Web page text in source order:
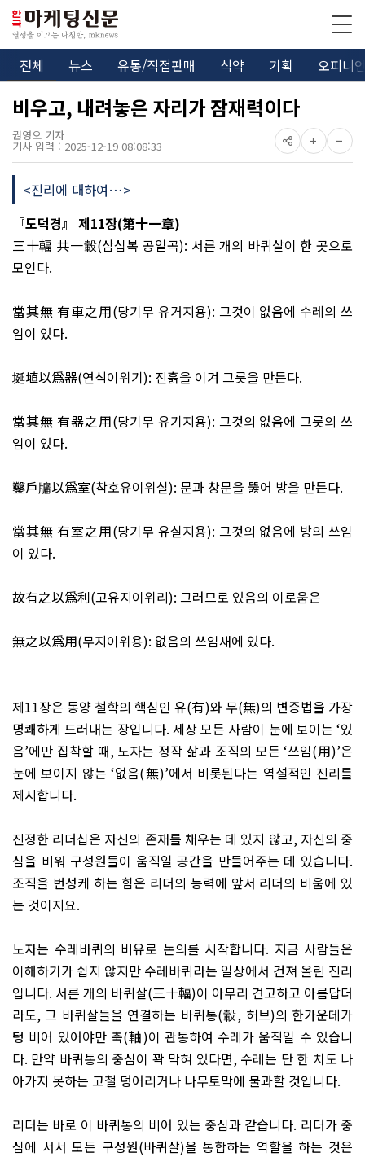
전체 뉴스 유통/직접판매 식약 기획 오피니
비우고, 내려놓은 자리가 잠재력이다
권영오 기자
기사 입력 : 2025-12-19 08:08:33
<진리에 대하여…>
『도덕경』 제11장(第十一章)
三十輻 共一轂(삼십복 공일곡): 서른 개의 바퀴살이 한 곳으로
모인다.
當其無 有車之用(당기무 유거지용): 그것이 없음에 수레의 쓰
임이 있다.
埏埴以爲器(연식이위기): 진흙을 이겨 그릇을 만든다.
當其無 有器之用(당기무 유기지용): 그것의 없음에 그릇의 쓰
임이 있다.
鑿戶牖以爲室(착호유이위실): 문과 창문을 뚫어 방을 만든다.
當其無 有室之用(당기무 유실지용): 그것의 없음에 방의 쓰임
이 있다.
故有之以爲利(고유지이위리): 그러므로 있음의 이로움은
無之以爲用(무지이위용): 없음의 쓰임새에 있다.
제11장은 동양 철학의 핵심인 유(有)와 무(無)의 변증법을 가장
명쾌하게 드러내는 장입니다. 세상 모든 사람이 눈에 보이는 ‘있
음’에만 집착할 때, 노자는 정작 삶과 조직의 모든‘쓰임(用)’은
눈에 보이지 않는‘없음(無)’에서 비롯된다는 역설적인 진리를
제시합니다.
진정한 리더십은 자신의 존재를 채우는 데 있지 않고, 자신의 중
심을 비워 구성원들이 움직일 공간을 만들어주는 데 있습니다.
조직을 번성케 하는 힘은 리더의 능력에 앞서 리더의 비움에 있
는 것이지요.
노자는 수레바퀴의 비유로 논의를 시작합니다. 지금 사람들은
이해하기가 쉽지 않지만 수레바퀴라는 일상에서 건져 올린 진리
입니다. 서른 개의 바퀴살(三十輻)이 아무리 견고하고 아름답더
라도, 그 바퀴살들을 연결하는 바퀴통(轂, 허브)의 한가운데가
텅 비어 있어야만 축(軸)이 관통하여 수레가 움직일 수 있습니
다. 만약 바퀴통의 중심이 꽉 막혀 있다면, 수레는 단 한 치도 나
아가지 못하는 고철 덩어리거나 나무토막에 불과할 것입니다.
리더는 바로 이 바퀴통의 비어 있는 중심과 같습니다. 리더가 중
심에 서서 모든 구성원(바퀴살)을 통합하는 역할을 하는 것은